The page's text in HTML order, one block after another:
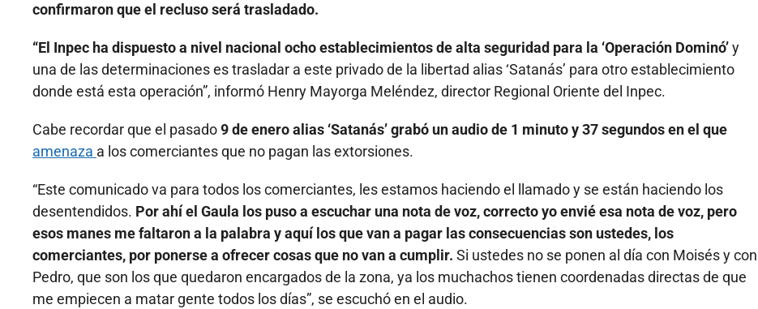
confirmaron que el recluso será trasladado.
“El Inpec ha dispuesto a nivel nacional ocho establecimientos de alta seguridad para la ‘Operación Dominó’y
una de las determinaciones es trasladar a este privado de la libertad alias ‘Satanás’ para otro establecimiento
donde está esta operación”, informó Henry Mayorga Meléndez, director Regional Oriente del Inpec.
Cabe recordar que el pasado9 de enero alias ‘Satanás’ grabó un audio de 1 minuto y 37 segundos en el que
amenaza a los comerciantes que no pagan las extorsiones.
“Este comunicado va para todos los comerciantes, les estamos haciendo el llamado y se están haciendo los
desentendidos. Por ahí el Gaula los puso a escuchar una nota de voz, correcto yo envié esa nota de voz, pero
esos manes me faltaron a la palabra y aquí los que van a pagar las consecuencias son ustedes, los
comerciantes, por ponerse a ofrecer cosas que no van a cumplir. Si ustedes no se ponen al día con Moisés y con
Pedro, que son los que quedaron encargados de la zona, ya los muchachos tienen coordenadas directas de que
me empiecen a matar gente todos los días”, se escuchó en el audio.